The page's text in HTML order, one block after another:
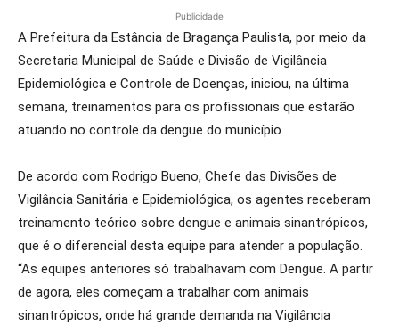
Publicidade
A Prefeitura da Estância de Bragança Paulista, por meio da
Secretaria Municipal de Saúde e Divisão de Vigilância
Epidemiológica e Controle de Doenças, iniciou, na última
semana, treinamentos para os profissionais que estarão
atuando no controle da dengue do município.
De acordo com Rodrigo Bueno, Chefe das Divisões de
Vigilância Sanitária e Epidemiológica, os agentes receberam
treinamento teórico sobre dengue e animais sinantrópicos,
que é o diferencial desta equipe para atender a população.
“As equipes anteriores só trabalhavam com Dengue. A partir
de agora, eles começam a trabalhar com animais
sinantrópicos, onde há grande demanda na Vigilância